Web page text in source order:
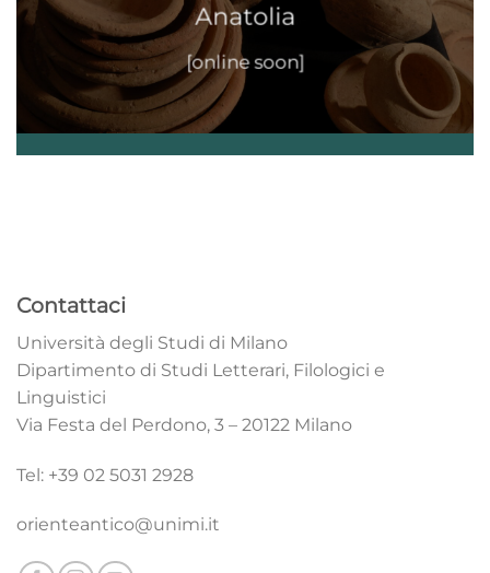
Anatolia
[online soon]
Contattaci
Università degli Studi di Milano
Dipartimento di Studi Letterari, Filologici e
Linguistici
Via Festa del Perdono, 3 – 20122 Milano
Tel: +39 02 5031 2928
orienteantico@unimi.it